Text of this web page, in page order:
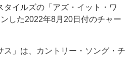
タイルズの「アズ・イット・ワ
した2022年8月20日付のチャー
」は、カントリー・ソング・チ